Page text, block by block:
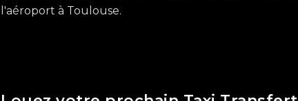
l'aéroport à Toulouse.